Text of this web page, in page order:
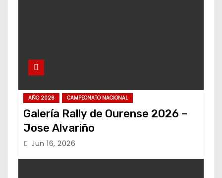
AÑO 2026 CAMPEONATO NACIONAL
Galería Rally de Ourense 2026 –
Jose Alvariño
Jun 16, 2026